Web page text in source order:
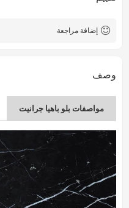
إضافة مراجعة
وصف
مواصفات بلو باهيا جرانيت